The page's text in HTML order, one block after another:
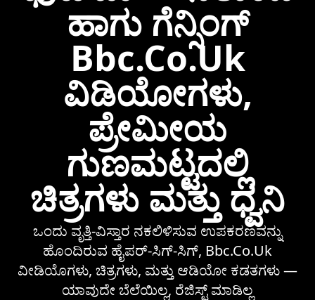
ಹಾಗು ಗೆನ್ಸಿಂಗ್
Bbc.Co.Uk
ವಿಡಿಯೋಗಳು,
ಪ್ರೇಮೀಯ
ಗುಣಮಟ್ಟದಲ್ಲಿ
ಚಿತ್ರಗಳು ಮತ್ತು ಧ್ವನಿ
ಒಂದು ವೃತ್ತಿ-ವಿಸ್ತಾರ ನಕಲಿಳಿಸುವ ಉಪಕರಣವನ್ನು
ಹೊಂದಿರುವ ಹೈಪರ್-ಸಿಗ್-ಸಿಗ್, Bbc.Co.Uk
ವೀಡಿಯೊಗಳು, ಚಿತ್ರಗಳು, ಮತ್ತು ಆಡಿಯೋ ಕಡತಗಳು —⁠
ಯಾವುದೇ ಬೆಲೆಯಿಲ್ಲ, ರೆಜಿಸ್ಟ್‌ ಮಾಡಿಲ್ಲ